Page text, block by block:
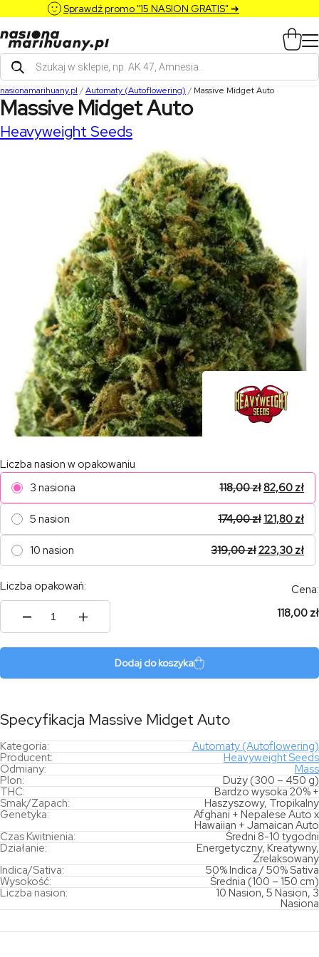
Sprawdź promo "15 NASION GRATIS" ➔
Wyszukiwarka
produktów
nasionamarihuany.pl /Automaty (Autoflowering) / Massive Midget Auto
Massive Midget Auto
Heavyweight Seeds
Liczba nasion w opakowaniu
3 nasiona
118,00zł82,60 zł
5 nasion 174,00zł121,80 zł
10 nasion 319,00zł223,30 zł
Liczba opakowań:
ilość
Cena:
118,00 zł
Dodaj do koszyka
Specyfikacja Massive Midget Auto
Kategoria:
Automaty (Autoflowering)
Producent:
Heavyweight Seeds
Odmiany:
Mass
Plon:
Duży (300 – 450 g)
THC:
Bardzo wysoka 20% +
Smak/Zapach:
Haszyszowy, Tropikalny
Genetyka:
Afghani + Nepalese Auto x
Hawaiian + Jamaican Auto
Czas Kwitnienia:
Średni 8-10 tygodni
Działanie:
Energetyczny, Kreatywny,
Zrelaksowany
Indica/Sativa:
50% Indica / 50% Sativa
Wysokość:
Średnia (100 – 150 cm)
Liczba nasion:
10 Nasion, 5 Nasion, 3
Nasiona